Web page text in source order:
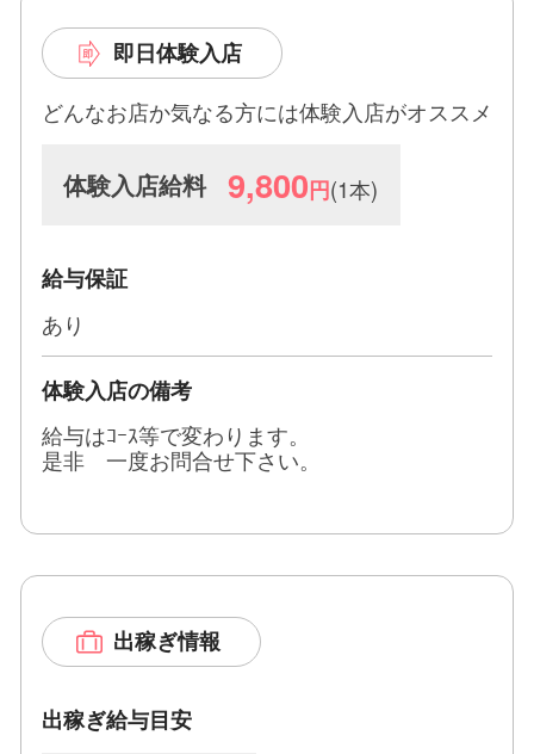
学生さん大歓迎です。
一日体験入店でもOKですよ。
客層や雰囲気など働きやすさを実際に体験してみて
から入店を決めてください。
う当店スタッフが全面的にサポート致します。
〓〓〓〓〓〓〓〓〓〓〓〓〓〓〓〓
満足な収入へのアドバイスもさせていただきます。
〓〓〓〓〓〓〓〓〓〓〓〓〓〓〓〓
人妻・熟女の方も大歓迎です。年齢を気にせず少し
でも興味のある方は連絡して下さいね。
る方を待っています。
即日体験入店
どんなお店か気なる方には体験入店がオススメ
体験入店給料 9,800円(1本)
給与保証
あり
体験入店の備考
給与はｺｰｽ等で変わります。
是非 一度お問合せ下さい。
出稼ぎ情報
出稼ぎ給与目安